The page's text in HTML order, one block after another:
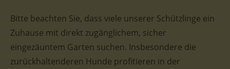
Bitte beachten Sie, dass viele unserer Schützlinge ein
Zuhause mit direkt zugänglichem, sicher
eingezäuntem Garten suchen. Insbesondere die
zurückhaltenderen Hunde profitieren in der